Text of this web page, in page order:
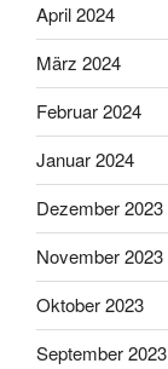
April 2024
März 2024
Februar 2024
Januar 2024
Dezember 2023
November 2023
Oktober 2023
September 2023